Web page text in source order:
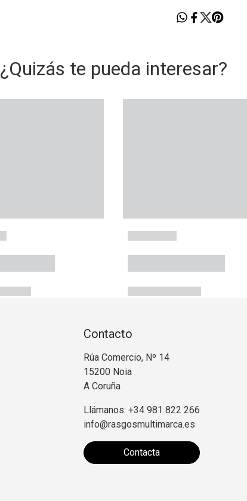
¿Quizás te pueda interesar?
Contacto
Rúa Comercio, Nº 14
15200 Noia
A Coruña
Llámanos: +34 981 822 266
info@rasgosmultimarca.es
Contacta